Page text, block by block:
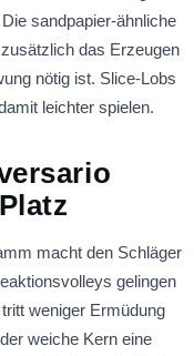
sandpapier-ähnliche
das Erzeugen
nötig ist. Slice-Lobs
leichter spielen.
macht den Schläger
gelingen
weniger Ermüdung
weiche Kern eine